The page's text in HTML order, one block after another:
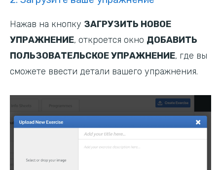
Нажав на кнопку ЗАГРУЗИТЬ НОВОЕ
УПРАЖНЕНИЕ, откроется окно ДОБАВИТЬ
ПОЛЬЗОВАТЕЛЬСКОЕ УПРАЖНЕНИЕ, где вы
сможете ввести детали вашего упражнения.